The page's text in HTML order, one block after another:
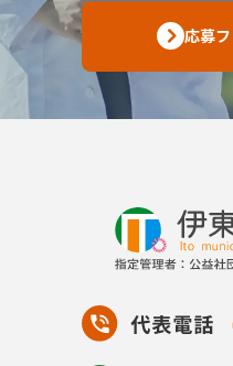
応募